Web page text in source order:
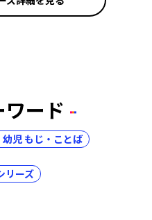
ード
幼児 もじ・ことば
リーズ